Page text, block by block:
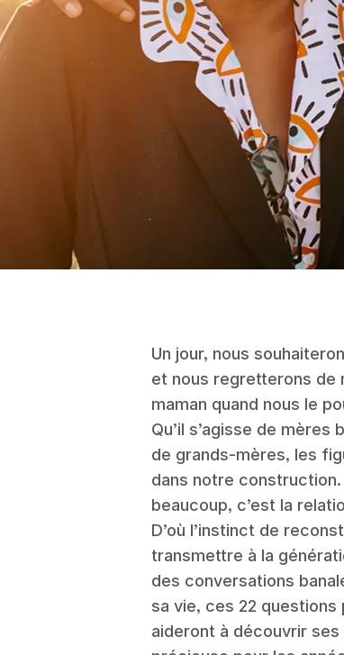
Un jour, nous
et nous regretterons de
maman quand nous le
Qu’il s’agisse de
de grands-mères, les
dans notre
beaucoup, c’est la
D’où l’instinct de
transmettre à la
des conversations
sa vie, ces 22
aideront à découvrir